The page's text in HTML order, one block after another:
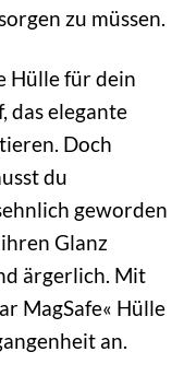
zu müssen.
Hülle für dein
das elegante
Doch
du
geworden
Glanz
ärgerlich. Mit
MagSafe« Hülle
an.